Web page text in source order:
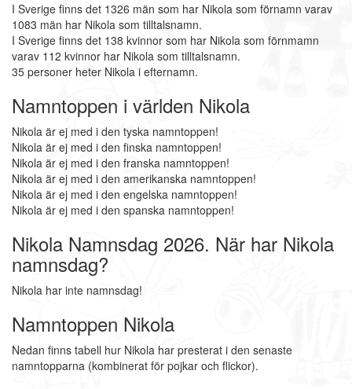
I Sverige finns det 1326 män som har Nikola som förnamn varav
1083 män har Nikola som tilltalsnamn.
I Sverige finns det 138 kvinnor som har Nikola som förnmamn
varav 112 kvinnor har Nikola som tilltalsnamn.
35 personer heter Nikola i efternamn.
Namntoppen i världen Nikola
Nikola är ej med i den tyska namntoppen!
Nikola är ej med i den finska namntoppen!
Nikola är ej med i den franska namntoppen!
Nikola är ej med i den amerikanska namntoppen!
Nikola är ej med i den engelska namntoppen!
Nikola är ej med i den spanska namntoppen!
Nikola Namnsdag 2026. När har Nikola
namnsdag?
Nikola har inte namnsdag!
Namntoppen Nikola
Nedan finns tabell hur Nikola har presterat i den senaste
namntopparna (kombinerat för pojkar och flickor).